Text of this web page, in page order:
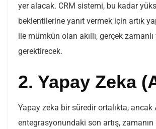
yer alacak. CRM sistemi, bu kadar
beklentilerine yanıt vermek için artık
ile mümkün olan akıllı, gerçek
gerektirecek.
2. Yapay Zeka
Yapay zeka bir süredir ortalıkta, ancak
entegrasyonundaki son artış,